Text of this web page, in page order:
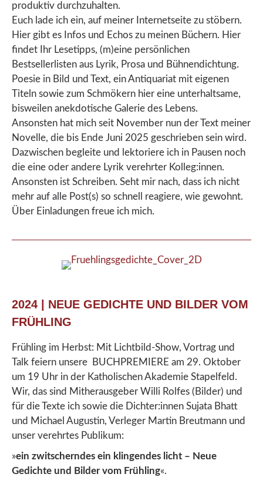
produktiv durchzuhalten.
Euch lade ich ein, auf meiner Internetseite zu stöbern.
Hier gibt es Infos und Echos zu meinen Büchern. Hier
findet Ihr Lesetipps, (m)eine persönlichen
Bestsellerlisten aus Lyrik, Prosa und Bühnendichtung.
Poesie in Bild und Text, ein Antiquariat mit eigenen
Titeln sowie zum Schmökern hier eine unterhaltsame,
bisweilen anekdotische Galerie des Lebens.
Ansonsten hat mich seit November nun der Text meiner
Novelle, die bis Ende Juni 2025 geschrieben sein wird.
Dazwischen begleite und lektoriere ich in Pausen noch
die eine oder andere Lyrik verehrter Kolleg:innen.
Ansonsten ist Schreiben. Seht mir nach, dass ich nicht
mehr auf alle Post(s) so schnell reagiere, wie gewohnt.
Über Einladungen freue ich mich.
2024 | NEUE GEDICHTE UND BILDER VOM
FRÜHLING
Frühling im Herbst: Mit Lichtbild-Show, Vortrag und
Talk feiern unsere BUCHPREMIERE am 29. Oktober
um 19 Uhr in der Katholischen Akademie Stapelfeld.
Wir, das sind Mitherausgeber Willi Rolfes (Bilder) und
für die Texte ich sowie die Dichter:innen Sujata Bhatt
und Michael Augustin, Verleger Martin Breutmann und
unser verehrtes Publikum:
»ein zwitscherndes ein klingendes licht – Neue
Gedichte und Bilder vom Frühling«.